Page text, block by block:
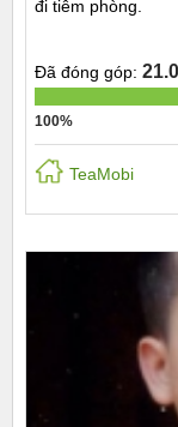
đi tiêm phòng.
Đã đóng góp:
100%
TeaMobi